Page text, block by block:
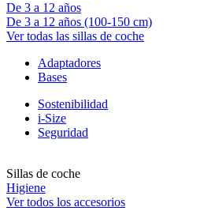
De 3 a 12 años
De 3 a 12 años (100-150 cm)
Ver todas las sillas de coche
Adaptadores
Bases
Sostenibilidad
i-Size
Seguridad
Sillas de coche
Higiene
Ver todos los accesorios